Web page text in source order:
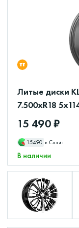
Литые диски
7.500xR18
15 490 ₽
15490 в Сплит
В наличии